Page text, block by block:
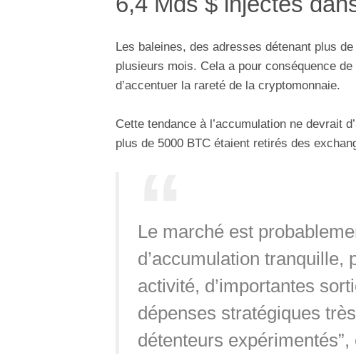
Les baleines, des adresses détenant plus
plusieurs mois. Cela a pour conséquence
d’accentuer la rareté de la cryptomonnaie.
Cette tendance à l’accumulation ne devrait
plus de 5000 BTC étaient retirés des
Le marché est
d’accumulation tranquille,
activité, d’importantes
dépenses stratégiques
détenteurs